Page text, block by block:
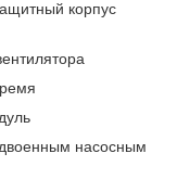
корпус
насосным